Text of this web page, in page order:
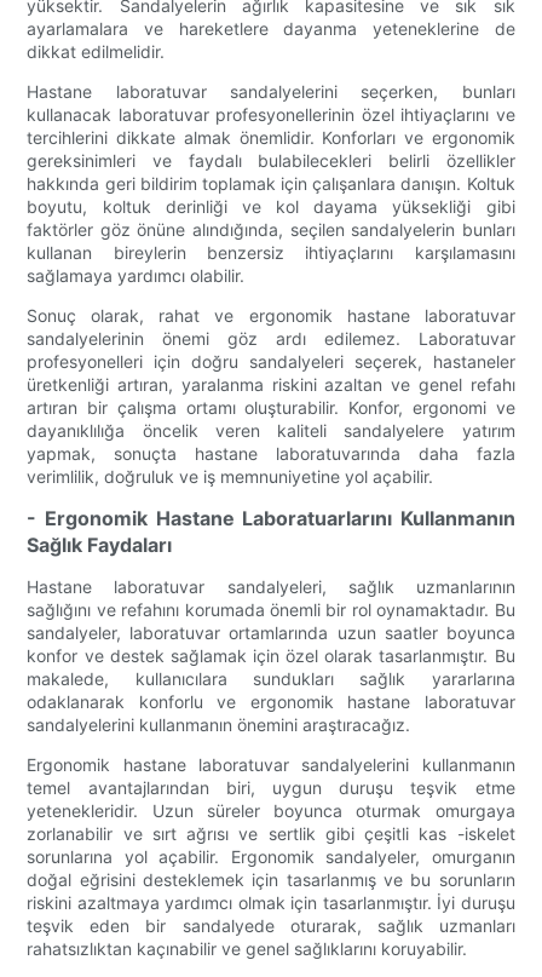
yüksektir. Sandalyelerin ağırlık kapasitesine ve sık sık
ayarlamalara ve hareketlere dayanma yeteneklerine de
dikkat edilmelidir.
Hastane laboratuvar sandalyelerini seçerken, bunları
kullanacak laboratuvar profesyonellerinin özel ihtiyaçlarını ve
tercihlerini dikkate almak önemlidir. Konforları ve ergonomik
gereksinimleri ve faydalı bulabilecekleri belirli özellikler
hakkında geri bildirim toplamak için çalışanlara danışın. Koltuk
boyutu, koltuk derinliği ve kol dayama yüksekliği gibi
faktörler göz önüne alındığında, seçilen sandalyelerin bunları
kullanan bireylerin benzersiz ihtiyaçlarını karşılamasını
sağlamaya yardımcı olabilir.
Sonuç olarak, rahat ve ergonomik hastane laboratuvar
sandalyelerinin önemi göz ardı edilemez. Laboratuvar
profesyonelleri için doğru sandalyeleri seçerek, hastaneler
üretkenliği artıran, yaralanma riskini azaltan ve genel refahı
artıran bir çalışma ortamı oluşturabilir. Konfor, ergonomi ve
dayanıklılığa öncelik veren kaliteli sandalyelere yatırım
yapmak, sonuçta hastane laboratuvarında daha fazla
verimlilik, doğruluk ve iş memnuniyetine yol açabilir.
- Ergonomik Hastane Laboratuarlarını Kullanmanın
Sağlık Faydaları
Hastane laboratuvar sandalyeleri, sağlık uzmanlarının
sağlığını ve refahını korumada önemli bir rol oynamaktadır. Bu
sandalyeler, laboratuvar ortamlarında uzun saatler boyunca
konfor ve destek sağlamak için özel olarak tasarlanmıştır. Bu
makalede, kullanıcılara sundukları sağlık yararlarına
odaklanarak konforlu ve ergonomik hastane laboratuvar
sandalyelerini kullanmanın önemini araştıracağız.
Ergonomik hastane laboratuvar sandalyelerini kullanmanın
temel avantajlarından biri, uygun duruşu teşvik etme
yetenekleridir. Uzun süreler boyunca oturmak omurgaya
zorlanabilir ve sırt ağrısı ve sertlik gibi çeşitli kas -iskelet
sorunlarına yol açabilir. Ergonomik sandalyeler, omurganın
doğal eğrisini desteklemek için tasarlanmış ve bu sorunların
riskini azaltmaya yardımcı olmak için tasarlanmıştır. İyi duruşu
teşvik eden bir sandalyede oturarak, sağlık uzmanları
rahatsızlıktan kaçınabilir ve genel sağlıklarını koruyabilir.